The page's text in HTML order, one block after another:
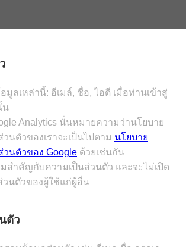
มูลเหล่านี้: อีเมล์, ชื่อ, ไอดี เมื่อท่านเข้าสู่
น
Analytics นั่นหมายความว่านโยบาย
นตัวของเราจะเป็นไปตาม นโยบาย
วนตัวของ Google ด้วยเช่นกัน
มสำคัญกับความเป็นส่วนตัว และจะไม่เปิด
วนตัวของผู้ใช้แก่ผู้อื่น
ตัว